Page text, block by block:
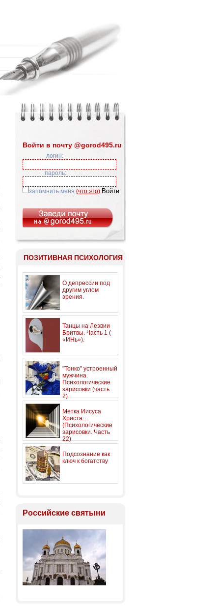
Войти в почту @gorod495.ru
логин:
пароль:
запомнить меня (что это)
ПОЗИТИВНАЯ ПСИХОЛОГИЯ
О депрессии под
другим углом
зрения.
Танцы на Лезвии
Бритвы. Часть 1 (
«ИНь»).
"Тонко" устроенный
мужчина.
Психологические
зарисовки (часть
2)
Метка Иисуса
Христа…
(Психологические
зарисовки. Часть
22)
Подсознание как
ключ к богатству
Российские святыни